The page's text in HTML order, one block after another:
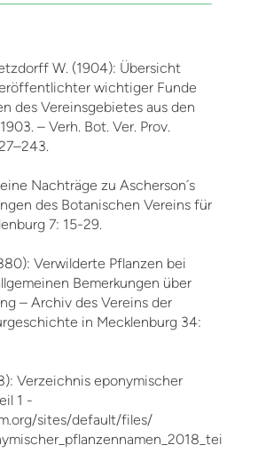
W. (1904): Übersicht
wichtiger Funde
des Vereinsgebietes aus den
– Verh. Bot. Ver. Prov.
Nachträge zu Ascherson´s
des Botanischen Vereins für
7: 15-29.
Verwilderte Pflanzen bei
Bemerkungen über
– Archiv des Vereins der
in Mecklenburg 34:
Verzeichnis eponymischer
1 -
sites/default/files/